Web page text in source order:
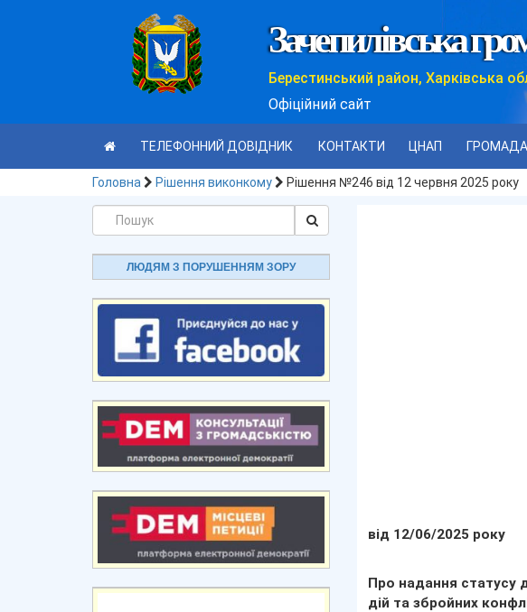
Зачепилівська
Берестинський район, Харківська
Офіційний сайт
ТЕЛЕФОННИЙ ДОВІДНИК КОНТАКТИ ЦНАП ГРОМАДА
Головна Рішення виконкому Рішення №246 від 12 червня 2025 року
ЛЮДЯМ З ПОРУШЕННЯМ ЗОРУ
від 12/06/2025 року
Про надання статусу
дій та збройних